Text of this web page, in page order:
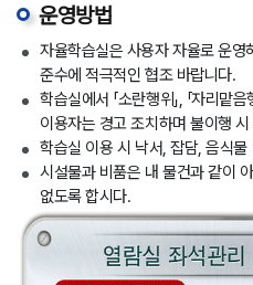
운영방법
자율학습실은 사용자 자율로 운
준수에 적극적인 협조 바랍니다.
학습실에서 「소란행위」, 「자리맡
이용자는 경고 조치하며 불이행
학습실 이용 시 낙서, 잡담, 음식물
시설물과 비품은 내 물건과 같이
없도록 합시다.